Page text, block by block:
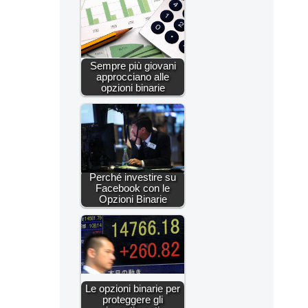
Sempre più giovani
approcciano alle
opzioni binarie
Perché investire su
Facebook con le
Opzioni Binarie
Le opzioni binarie per
proteggere gli